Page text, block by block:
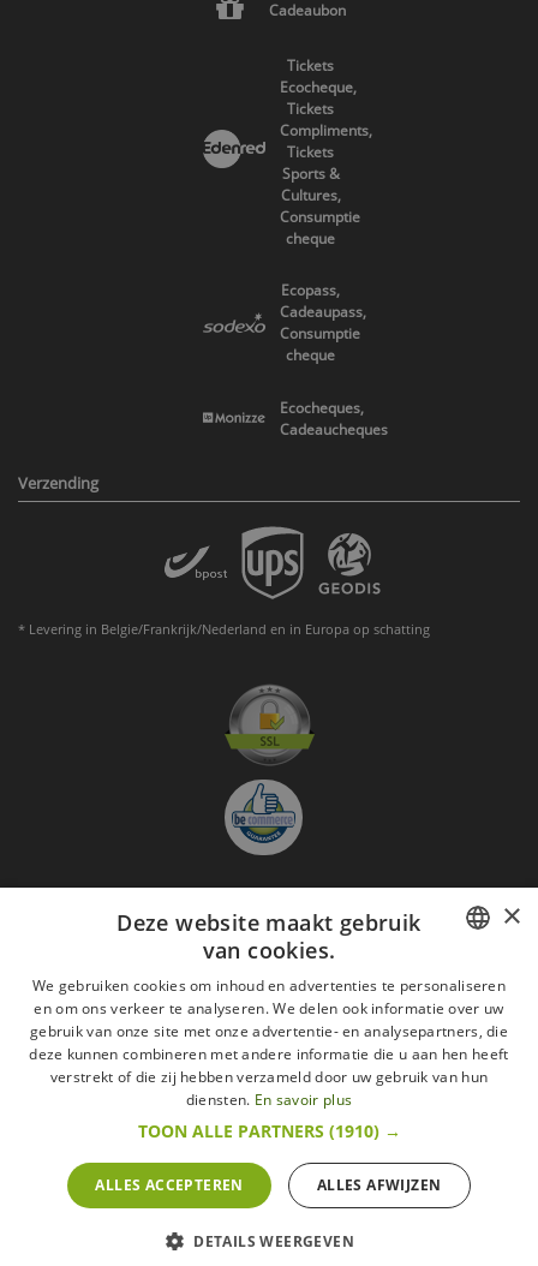
Cadeaubon
Tickets
Ecocheque,
Tickets
Compliments,
Tickets
Sports &
Cultures,
Consumptie
cheque
Ecopass,
Cadeaupass,
Consumptie
cheque
Ecocheques,
Cadeaucheques
Verzending
* Levering in Belgie/Frankrijk/Nederland en in Europa op schatting
Aanmelden nieuwsbrief
GO
Ik ga akkoord metde Wettelijke vermeldingen
Alle merken
Algemene verkoopsvoorwaarden
Wettelijke vermeldingen
withdrawal rights
Veelgestelde vragen
Alle rechten voorbehouden ©2015 Les Secrets du Chef/Alle prijzen op deze website
zijn met alle belastingen inbegrepen.
De Belgische wetgeving van 6 april 2010 geeft de consument het recht om binnen 14
werkdagen op een aankoop terug te komen.
FRENCH
ENGLISH
×
Deze website maakt gebruik
van cookies.
We gebruiken cookies om inhoud en advertenties te personaliseren
en om ons verkeer te analyseren. We delen ook informatie over uw
gebruik van onze site met onze advertentie- en analysepartners, die
deze kunnen combineren met andere informatie die u aan hen heeft
verstrekt of die zij hebben verzameld door uw gebruik van hun
diensten. En savoir plus
TOON ALLE PARTNERS (1910) →
ALLES ACCEPTEREN ALLES AFWIJZEN
DETAILS WEERGEVEN